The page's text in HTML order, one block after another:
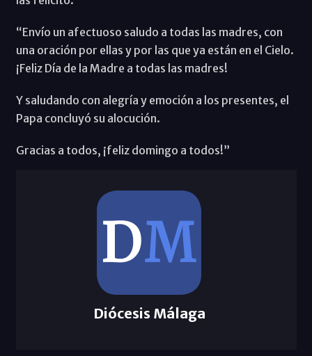
“Envío un afectuoso saludo a todas las madres, con
una oración por ellas y por las que ya están en el Cielo.
¡Feliz Día de la Madre a todas las madres!
Y saludando con alegría y emoción a los presentes, el
Papa concluyó su alocución.
Gracias a todos, ¡feliz domingo a todos!”
Diócesis Málaga